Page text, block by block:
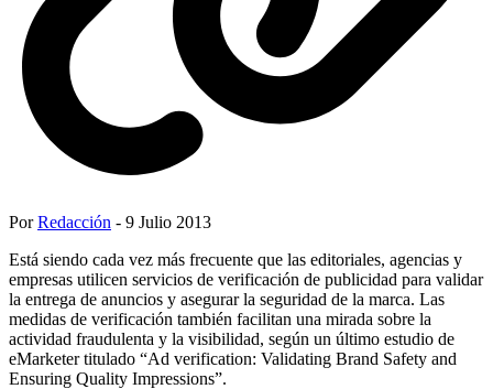
PorRedacción - 9 Julio 2013
Está siendo cada vez más frecuente que las editoriales, agencias y
empresas utilicen servicios de verificación de publicidad para validar
la entrega de anuncios y asegurar la seguridad de la marca. Las
medidas de verificación también facilitan una mirada sobre la
actividad fraudulenta y la visibilidad, según un último estudio de
eMarketer titulado “Ad verification: Validating Brand Safety and
Ensuring Quality Impressions”.